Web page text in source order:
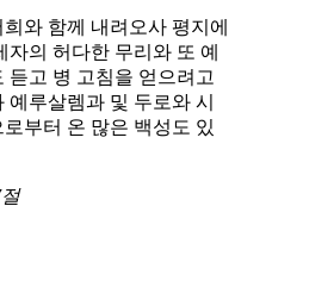
와 함께 내려오사 평지에
자의 허다한 무리와 또 예
듣고 병 고침을 얻으려고
예루살렘과 및 두로와 시
부터 온 많은 백성도 있